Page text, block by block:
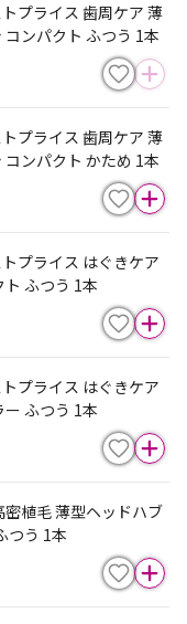
プライス 歯周ケア 薄
ンパクト ふつう 1本
プライス 歯周ケア 薄
ンパクト かため 1本
プライス はぐきケア
ふつう 1本
プライス はぐきケア
ふつう 1本
密植毛 薄型ヘッドハブ
つう 1本